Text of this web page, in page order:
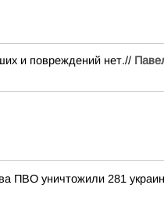
и повреждений нет.//
ПВО уничтожили 281